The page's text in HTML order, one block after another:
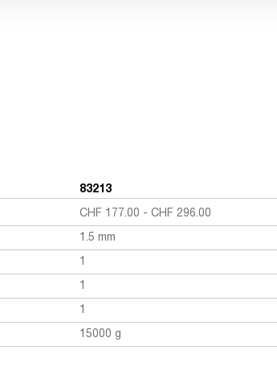
83213
CHF 177.00 -CHF 296.00
1.5 mm
15000 g